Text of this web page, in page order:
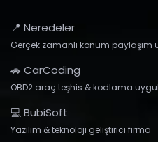
📍 Neredeler
Gerçek zamanlı konum paylaşım
🚗 CarCoding
OBD2 araç teşhis & kodlama
💻 BubiSoft
Yazılım & teknoloji geliştirici firma